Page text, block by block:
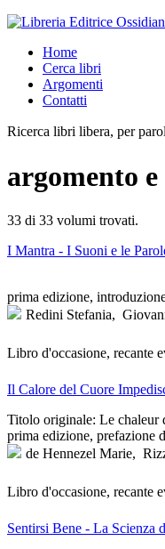
Home
Cerca libri
Argomenti
Contatti
Ricerca libri libera, per
argomento
33 di 33 volumi trovati.
I Mantra - I Suoni e le
prima edizione,
Redini Stefania,
Libro d'occasione, recante
Il Calore del Cuore
Titolo originale: Le chaleur
prima edizione, prefazione
de Hennezel Marie,
Libro d'occasione, recante
Sentirsi Bene - La Scienza